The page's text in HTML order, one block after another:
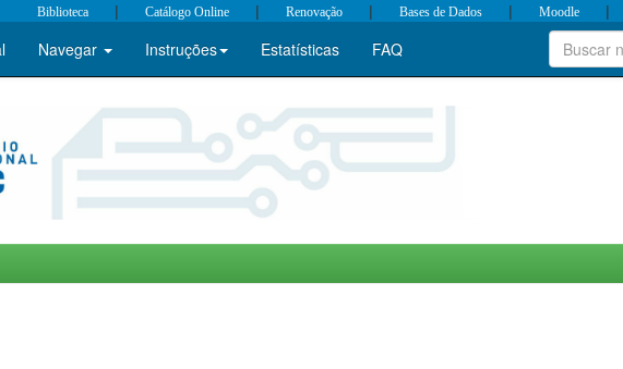
Biblioteca | Catálogo Online | Renovação | Bases de Dados | Moodle |
Navegar Instruções Estatísticas FAQ